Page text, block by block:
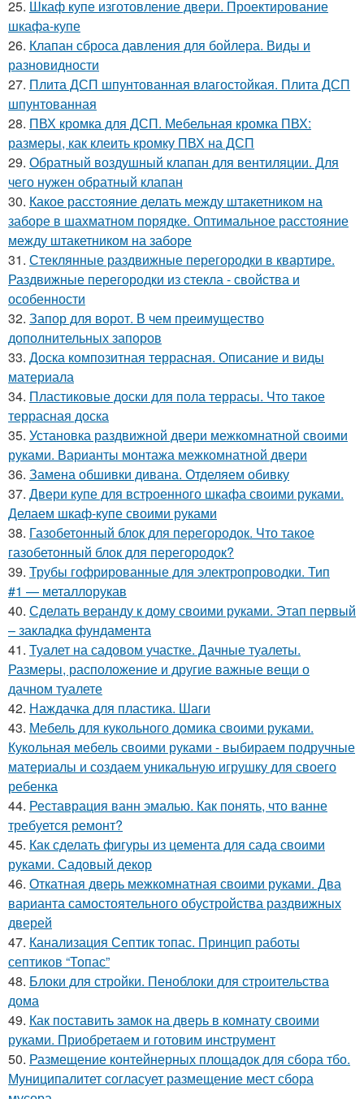
25. Шкаф купе изготовление двери. Проектирование
шкафа-купе
26. Клапан сброса давления для бойлера. Виды и
разновидности
27. Плита ДСП шпунтованная влагостойкая. Плита ДСП
шпунтованная
28. ПВХ кромка для ДСП. Мебельная кромка ПВХ:
размеры, как клеить кромку ПВХ на ДСП
29. Обратный воздушный клапан для вентиляции. Для
чего нужен обратный клапан
30. Какое расстояние делать между штакетником на
заборе в шахматном порядке. Оптимальное расстояние
между штакетником на заборе
31. Стеклянные раздвижные перегородки в квартире.
Раздвижные перегородки из стекла - свойства и
особенности
32. Запор для ворот. В чем преимущество
дополнительных запоров
33. Доска композитная террасная. Описание и виды
материала
34. Пластиковые доски для пола террасы. Что такое
террасная доска
35. Установка раздвижной двери межкомнатной своими
руками. Варианты монтажа межкомнатной двери
36. Замена обшивки дивана. Отделяем обивку
37. Двери купе для встроенного шкафа своими руками.
Делаем шкаф-купе своими руками
38. Газобетонный блок для перегородок. Что такое
газобетонный блок для перегородок?
39. Трубы гофрированные для электропроводки. Тип
#1 — металлорукав
40. Сделать веранду к дому своими руками. Этап первый
– закладка фундамента
41. Туалет на садовом участке. Дачные туалеты.
Размеры, расположение и другие важные вещи о
дачном туалете
42. Наждачка для пластика. Шаги
43. Мебель для кукольного домика своими руками.
Кукольная мебель своими руками - выбираем подручные
материалы и создаем уникальную игрушку для своего
ребенка
44. Реставрация ванн эмалью. Как понять, что ванне
требуется ремонт?
45. Как сделать фигуры из цемента для сада своими
руками. Садовый декор
46. Откатная дверь межкомнатная своими руками. Два
варианта самостоятельного обустройства раздвижных
дверей
47. Канализация Септик топас. Принцип работы
септиков “Топас”
48. Блоки для стройки. Пеноблоки для строительства
дома
49. Как поставить замок на дверь в комнату своими
руками. Приобретаем и готовим инструмент
50. Размещение контейнерных площадок для сбора тбо.
Муниципалитет согласует размещение мест сбора